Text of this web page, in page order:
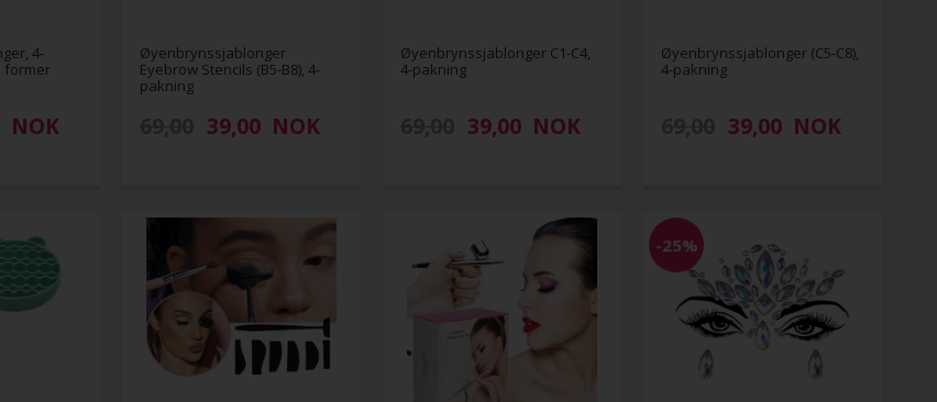
4-
former
NOK
Øyenbrynssjablonger
Eyebrow Stencils (B5-B8), 4-
pakning
39,00 NOK
Øyenbrynssjablonger C1-C4,
4-pakning
39,00 NOK
Øyenbrynssjablonger (C5-C8),
4-pakning
39,00 NOK
-25%